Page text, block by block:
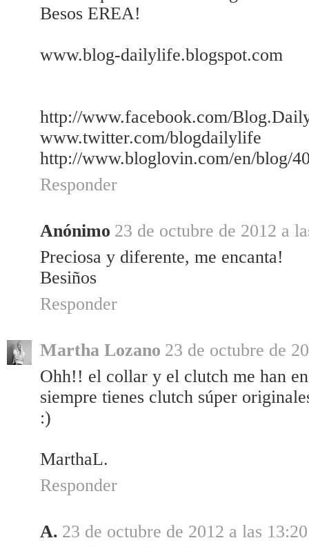
Besos EREA!
www.blog-dailylife.blogspot.com
http://www.facebook.com/
www.twitter.com/blogdailylife
http://www.bloglovin.com/en/blog/
Responder
Anónimo 23 de octubre de 2012 a
Preciosa y diferente, me encanta!
Besiños
Responder
Martha Lozano 23 de octubre de
Ohh!! el collar y el clutch me han
siempre tienes clutch súper
:)
MarthaL.
Responder
A. 23 de octubre de 2012 a las 13:20